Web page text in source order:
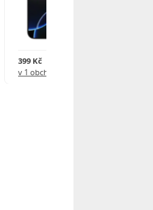
399 Kč
v 1 obchodě